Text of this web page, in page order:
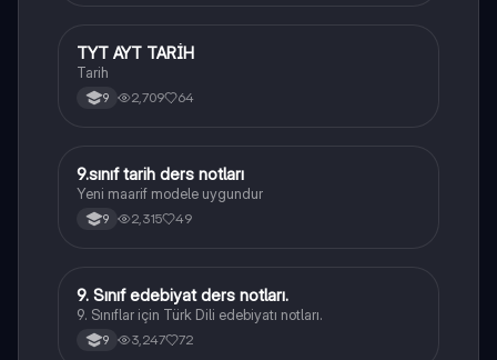
Tarih
TYT AYT TARİH
Tarih
9 2,709 64
Tarih
9.sınıf tarih ders notları
Yeni maarif modele uygundur
9 2,315 49
Türk Dili ve Edebiyatı
9. Sınıf edebiyat ders notları.
9. Sınıflar için Türk Dili edebiyatı notları.
9 3,247 72